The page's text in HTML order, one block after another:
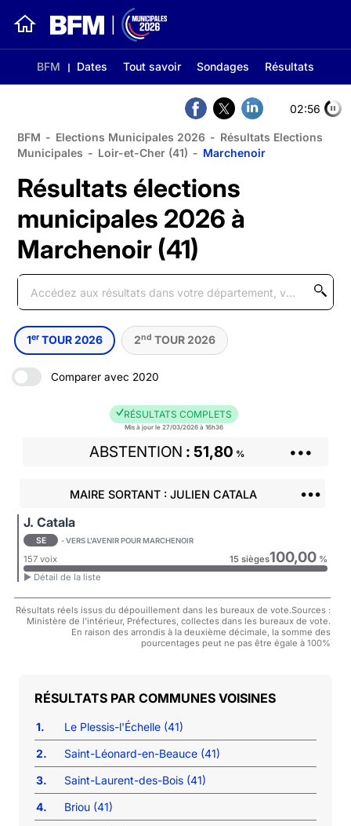
BFM Dates Tout savoir Sondages Résultats
02:56
BFM - Elections Municipales 2026 - Résultats Elections
Municipales - Loir-et-Cher (41) - Marchenoir
Résultats élections
municipales 2026 à
Marchenoir (41)
1er TOUR 2026 2nd TOUR 2026
Comparer avec 2020
RÉSULTATS COMPLETS
Mis à jour le 27/03/2026 à 16h36
ABSTENTION 51,80 % •••
MAIRE SORTANT : JULIEN CATALA •••
J. Catala
SE - VERS L'AVENIR POUR MARCHENOIR
157 voix 15 sièges100,00%
► Détail de la liste
Résultats réels issus du dépouillement dans les bureaux de vote.Sources :
Ministère de l'intérieur, Préfectures, collectes dans les bureaux de vote.
En raison des arrondis à la deuxième décimale, la somme des
pourcentages peut ne pas être égale à 100%
COMMUNES VOISINES
1.
Le Plessis-l'Échelle (41)
2.
Saint-Léonard-en-Beauce (41)
3.
Saint-Laurent-des-Bois (41)
4.
Briou (41)